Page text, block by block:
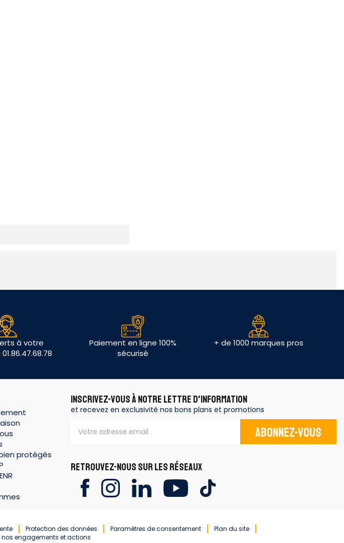
à votre
Paiement en ligne 100%
sécurisé
+ de 1000 marques pros
protégés
INSCRIVEZ-VOUS À NOTRE LETTRE D'INFORMATION
et recevez en exclusivité nos bons plans et promotions
Abonnez-vous
RETROUVEZ-NOUS SUR LES RÉSEAUX
Protection des données Paramètres de consentement
Plan du site
nos engagements et actions